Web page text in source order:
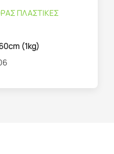
ΠΛΑΣΤΙΚΕΣ
(1kg)